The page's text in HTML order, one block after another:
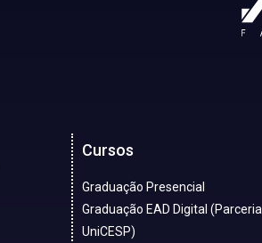
Cursos
Graduação Presencial
Graduação EAD Digital (Parceria
UniCESP)